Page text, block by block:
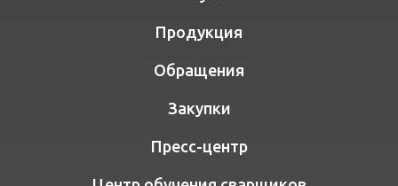
Продукция
Обращения
Закупки
Пресс-центр